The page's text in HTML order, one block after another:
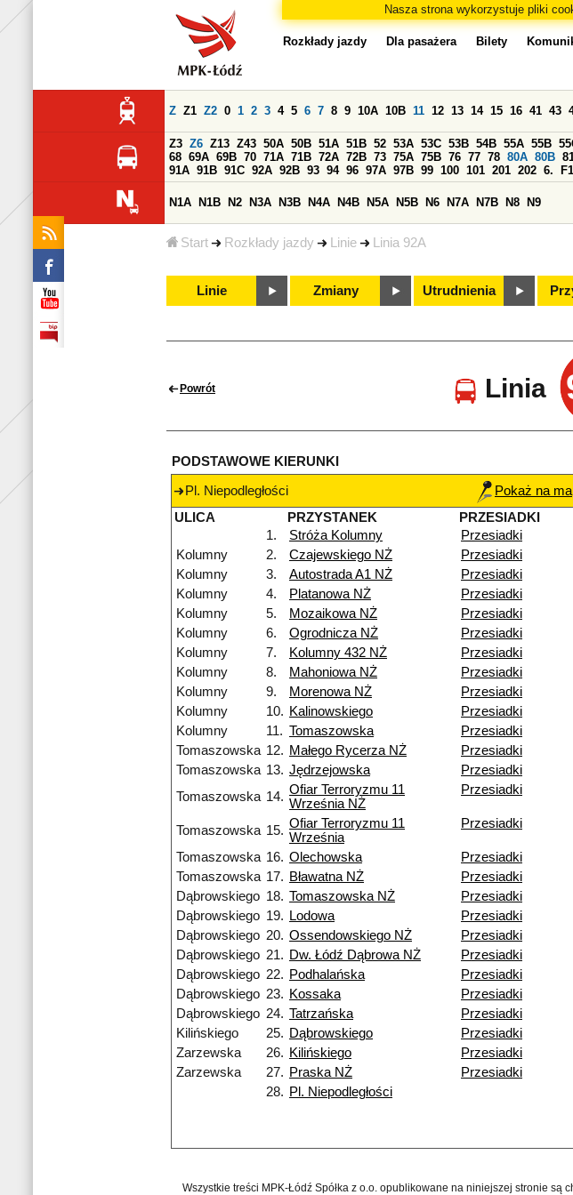
Nasza strona wykorzystuje pliki
Start Rozkłady jazdy Linie Linia 92A
Rozkłady jazdy Dla pasażera Bilety
Z Z1 Z2 0 1 2 3 4 5 6 7 8 9 10A 10B 11 12 13 14 15 16 41 43
Z3 Z6 Z13 Z43 50A 50B 51A 51B 52 53A 53C 53B 54B 55A 55B
68 69A 69B 70 71A 71B 72A 72B 73 75A 75B 76 77 78 80A 80B
91A 91B 91C 92A 92B 93 94 96 97A 97B 99 100 101 201 202 6. F1
N1A N1B N2 N3A N3B N4A N4B N5A N5B N6 N7A N7B N8 N9
Linie Zmiany Utrudnienia
Powrót Linia
PODSTAWOWE KIERUNKI
Pl. Niepodległości
Pokaż na
ULICA
PRZYSTANEK
PRZESIADKI
1.
Stróża Kolumny
Przesiadki
Kolumny
2. Czajewskiego NŻ
Przesiadki
Kolumny
3. Autostrada A1 NŻ
Przesiadki
Kolumny
4. Platanowa NŻ
Przesiadki
Kolumny
5. Mozaikowa NŻ
Przesiadki
Kolumny
6. Ogrodnicza NŻ
Przesiadki
Kolumny
7. Kolumny 432 NŻ
Przesiadki
Kolumny
8. Mahoniowa NŻ
Przesiadki
Kolumny
9. Morenowa NŻ
Przesiadki
Kolumny
10. Kalinowskiego
Przesiadki
Kolumny
11. Tomaszowska
Przesiadki
Tomaszowska 12. Małego Rycerza NŻ
Przesiadki
Tomaszowska 13. Jędrzejowska
Przesiadki
Tomaszowska 14. Ofiar Terroryzmu 11
Września NŻ
Przesiadki
Tomaszowska 15. Ofiar Terroryzmu 11
Września
Przesiadki
Tomaszowska 16. Olechowska
Przesiadki
Tomaszowska 17. Bławatna NŻ
Przesiadki
Dąbrowskiego 18. Tomaszowska NŻ
Przesiadki
Dąbrowskiego 19. Lodowa
Przesiadki
Dąbrowskiego 20. Ossendowskiego NŻ
Przesiadki
Dąbrowskiego 21. Dw. Łódź Dąbrowa NŻ
Przesiadki
Dąbrowskiego 22. Podhalańska
Przesiadki
Dąbrowskiego 23. Kossaka
Przesiadki
Dąbrowskiego 24. Tatrzańska
Przesiadki
Kilińskiego
25. Dąbrowskiego
Przesiadki
Zarzewska
26. Kilińskiego
Przesiadki
Zarzewska
27. Praska NŻ
Przesiadki
28. Pl. Niepodległości
Wszystkie treści MPK-Łódź Spółka z o.o. opublikowane na niniejszej stronie